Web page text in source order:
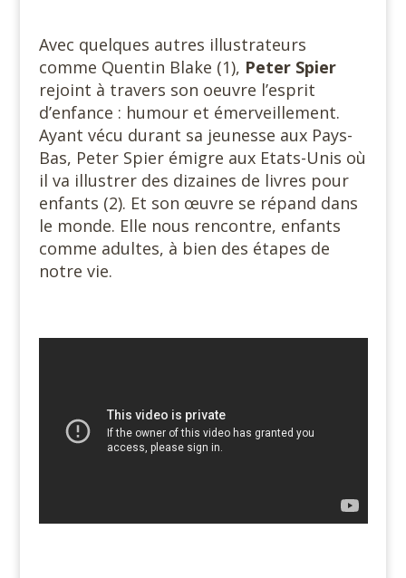
Avec quelques autres illustrateurs
comme Quentin Blake (1), Peter Spier
rejoint à travers son oeuvre l’esprit
d’enfance : humour et émerveillement.
Ayant vécu durant sa jeunesse aux Pays-
Bas, Peter Spier émigre aux Etats-Unis où
il va illustrer des dizaines de livres pour
enfants (2). Et son œuvre se répand dans
le monde. Elle nous rencontre, enfants
comme adultes, à bien des étapes de
notre vie.